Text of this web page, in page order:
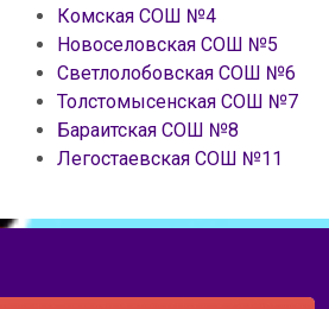
Комская СОШ №4
Новоселовская СОШ №5
Светлолобовская СОШ №6
Толстомысенская СОШ №7
Бараитская СОШ №8
Легостаевская СОШ №11